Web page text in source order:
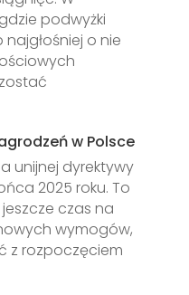
podwyżki
o nie
w Polsce
unijnej dyrektywy
2025 roku. To
czas na
wymogów,
z rozpoczęciem